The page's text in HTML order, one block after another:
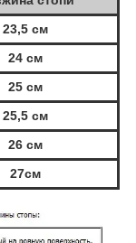
23,5 см
24 см
25 см
25,5 см
26 см
27см